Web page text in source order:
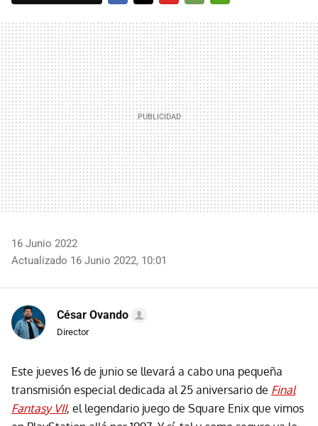
MAIL
16 Junio 2022
Actualizado 16 Junio 2022, 10:01
César Ovando
Director
Este jueves 16 de junio se llevará a cabo una pequeña
transmisión especial dedicada al 25 aniversario de Final
Fantasy VII, el legendario juego de Square Enix que vimos